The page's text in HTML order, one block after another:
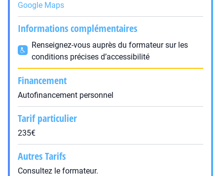
Google Maps
Informations complémentaires
Renseignez-vous auprès du formateur sur les
conditions précises d’accessibilité
Financement
Autofinancement personnel
Tarif particulier
235€
Autres Tarifs
Consultez le formateur.